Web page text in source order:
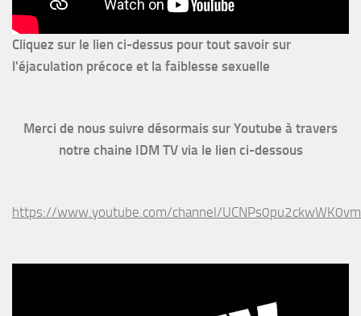
Cliquez sur le lien ci-dessus pour tout savoir sur
l'éjaculation précoce et la faiblesse sexuelle
Merci de nous suivre désormais sur Youtube à travers
notre chaine IDM TV via le lien ci-dessous
https://www.youtube.com/channel/